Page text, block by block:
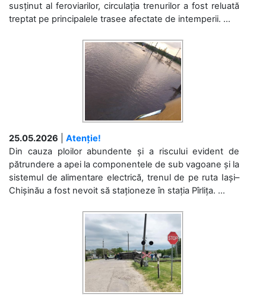
susținut al feroviarilor, circulația trenurilor a fost reluată
treptat pe principalele trasee afectate de intemperii. ...
25.05.2026
Atenție!
Din cauza ploilor abundente și a riscului evident de
pătrundere a apei la componentele de sub vagoane și la
sistemul de alimentare electrică, trenul de pe ruta Iași–
Chișinău a fost nevoit să staționeze în stația Pîrlița. ...